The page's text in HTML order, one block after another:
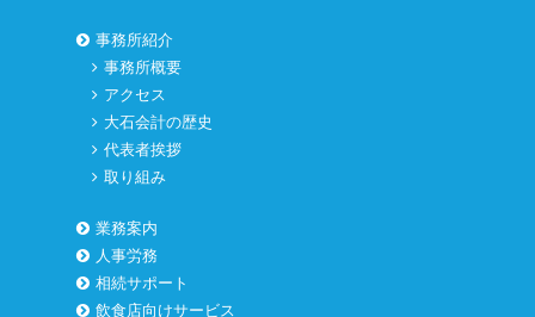
事務所紹介
事務所概要
アクセス
大石会計の歴史
代表者挨拶
取り組み
業務案内
人事労務
相続サポート
飲食店向けサービス